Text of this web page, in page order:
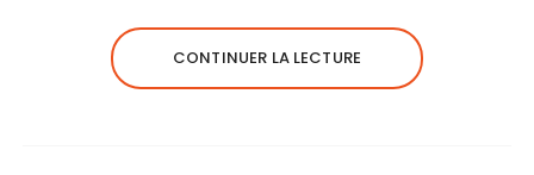
CONTINUER LA LECTURE